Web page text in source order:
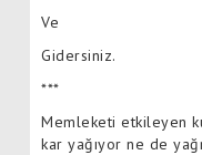
Ve
Gidersiniz.
***
Memleketi etkileyen
kar yağıyor ne de